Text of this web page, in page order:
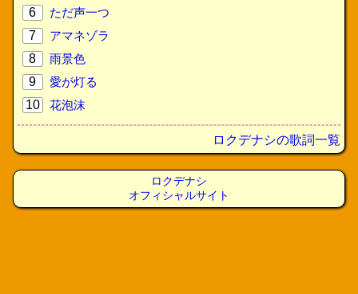
6
ただ声一つ
7
アマネゾラ
8
雨景色
9
愛が灯る
10
花泡沫
ロクデナシの歌詞一覧
ロクデナシ
オフィシャルサイト